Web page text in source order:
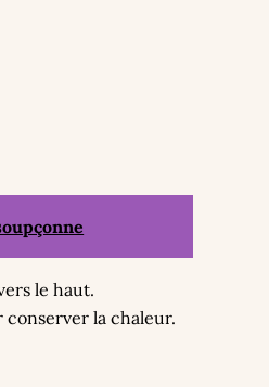
le haut.
la chaleur.